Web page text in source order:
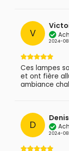
V
2024-
Ces lampes
et ont fière
ambiance
D
2024-